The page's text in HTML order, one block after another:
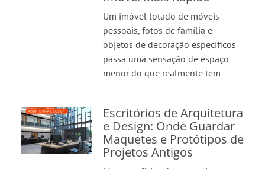
Um imóvel lotado de móveis
pessoais, fotos de família e
objetos de decoração específicos
passa uma sensação de espaço
menor do que realmente tem —
Escritórios de Arquitetura
e Design: Onde Guardar
Maquetes e Protótipos de
Projetos Antigos